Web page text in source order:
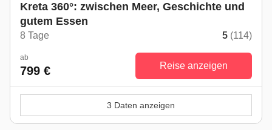
Kreta 360°: zwischen Meer, Geschichte und
gutem Essen
8 Tage 5 (114)
ab
799 € Reise anzeigen
3 Daten anzeigen